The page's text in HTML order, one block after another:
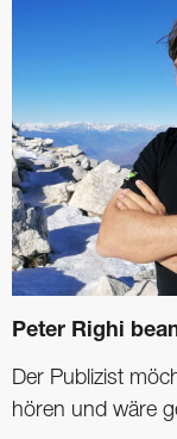
Peter Righi
Der Publizist
hören und wäre